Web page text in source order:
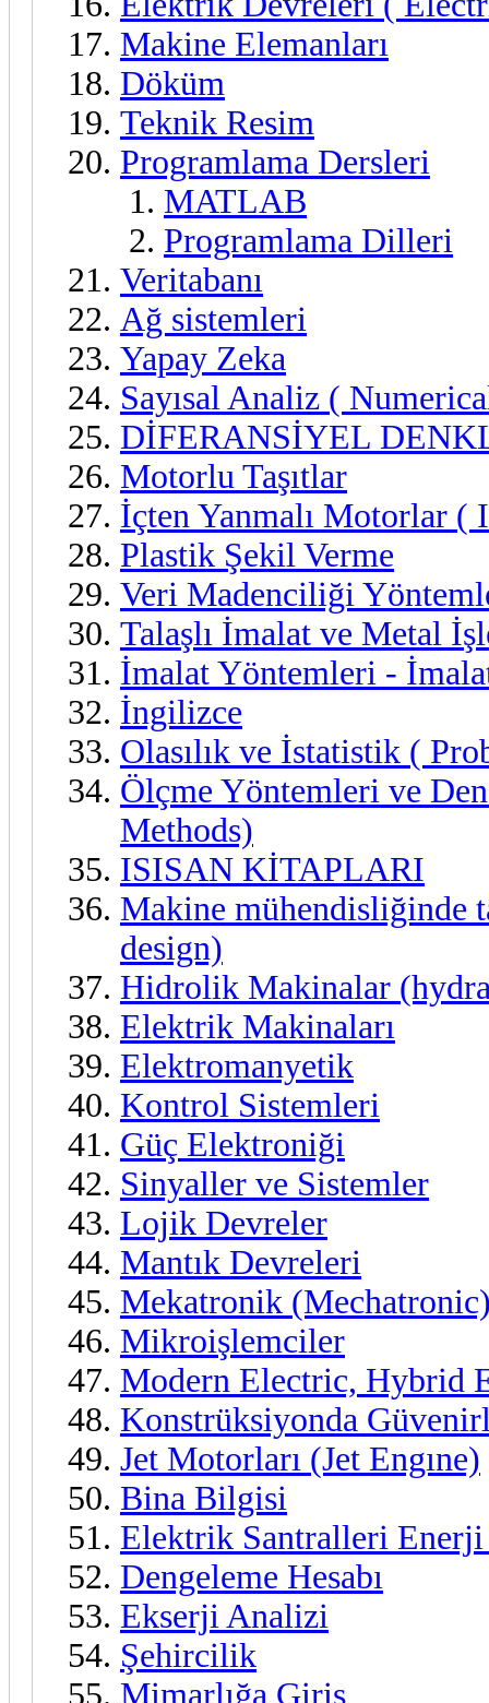
Makine Elemanları
Döküm
Teknik Resim
Programlama Dersleri
MATLAB
Programlama Dilleri
Veritabanı
Ağ sistemleri
Yapay Zeka
Sayısal Analiz (
DİFERANSİYEL
Motorlu Taşıtlar
İçten Yanmalı Motorlar (
Plastik Şekil Verme
Veri Madenciliği
Talaşlı İmalat ve Metal
İmalat Yöntemleri -
İngilizce
Olasılık ve İstatistik (
Ölçme Yöntemleri ve
Methods)
ISISAN KİTAPLARI
Makine mühendisliğinde
design)
Hidrolik Makinalar
Elektrik Makinaları
Elektromanyetik
Kontrol Sistemleri
Güç Elektroniği
Sinyaller ve Sistemler
Lojik Devreler
Mantık Devreleri
Mekatronik
Mikroişlemciler
Modern Electric, Hybrid
Konstrüksiyonda
Jet Motorları (Jet Engıne)
Bina Bilgisi
Elektrik Santralleri Enerji
Dengeleme Hesabı
Ekserji Analizi
Şehircilik
Mimarlığa Giriş